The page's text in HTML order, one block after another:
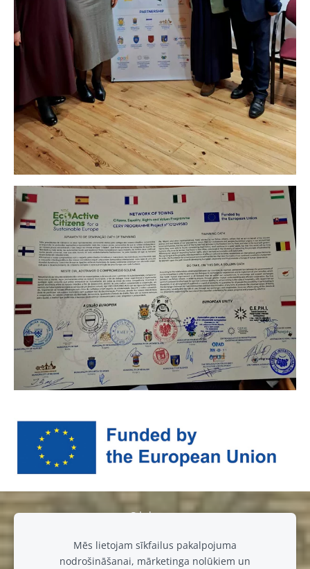
Sīkdatnes
muiza@luznava.lv
Mēs lietojam sīkfailus pakalpojuma
nodrošināšanai, mārketinga nolūkiem un